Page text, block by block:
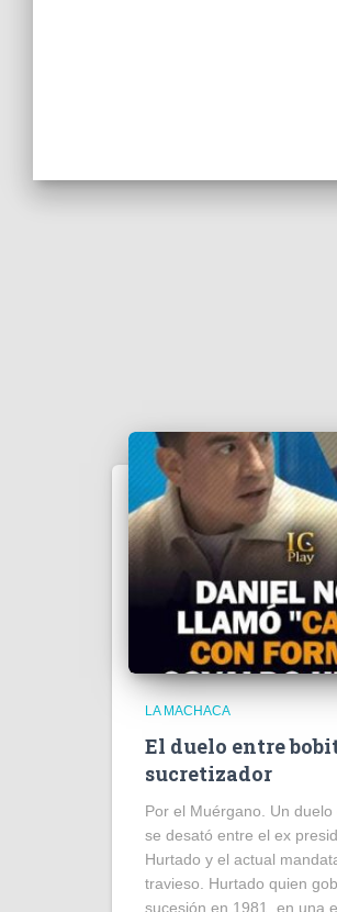
LA MACHACA
El duelo entre
sucretizador
Por el Muérgano. Un
se desató entre el ex
Hurtado y el actual
travieso. Hurtado quien
sucesión en 1981, en una